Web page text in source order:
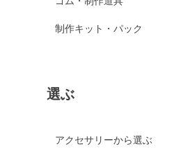
制作キット・パック
選ぶ
アクセサリーから選ぶ